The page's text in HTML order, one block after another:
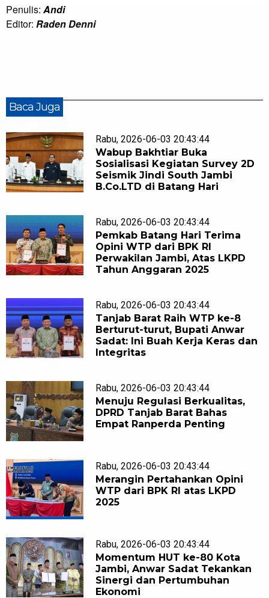
Penulis: Andi
Editor: Raden Denni
Baca Juga
Rabu, 2026-06-03 20:43:44
Wabup Bakhtiar Buka
Sosialisasi Kegiatan Survey 2D
Seismik Jindi South Jambi
B.Co.LTD di Batang Hari
Rabu, 2026-06-03 20:43:44
Pemkab Batang Hari Terima
Opini WTP dari BPK RI
Perwakilan Jambi, Atas LKPD
Tahun Anggaran 2025
Rabu, 2026-06-03 20:43:44
Tanjab Barat Raih WTP ke-8
Berturut-turut, Bupati Anwar
Sadat: Ini Buah Kerja Keras dan
Integritas
Rabu, 2026-06-03 20:43:44
Menuju Regulasi Berkualitas,
DPRD Tanjab Barat Bahas
Empat Ranperda Penting
Rabu, 2026-06-03 20:43:44
Merangin Pertahankan Opini
WTP dari BPK RI atas LKPD
2025
Rabu, 2026-06-03 20:43:44
Momentum HUT ke-80 Kota
Jambi, Anwar Sadat Tekankan
Sinergi dan Pertumbuhan
Ekonomi